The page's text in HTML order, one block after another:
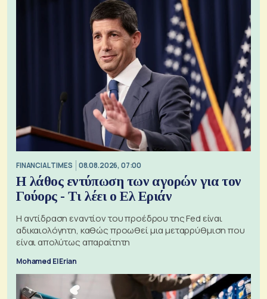
FINANCIAL TIMES 08.08.2026, 07:00
Η λάθος εντύπωση των αγορών για τον
Γούορς - Τι λέει ο Ελ Εριάν
Η αντίδραση εναντίον του προέδρου της Fed είναι
αδικαιολόγητη, καθώς προωθεί μια μεταρρύθμιση που
είναι απολύτως απαραίτητη
Mohamed El Erian